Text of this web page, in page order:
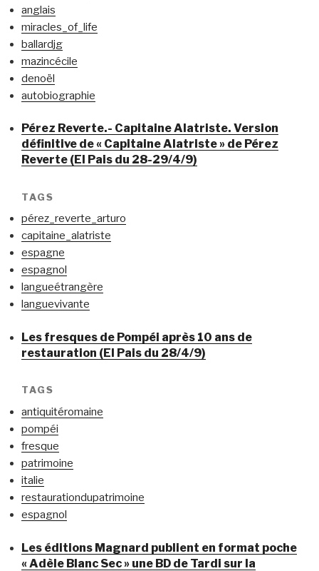
anglais
miracles_of_life
ballardjg
mazincécile
denoël
autobiographie
Pérez Reverte.- Capitaine Alatriste. Version
définitive de « Capitaine Alatriste » de Pérez
Reverte (El Pais du 28-29/4/9)
TAGS
pérez_reverte_arturo
capitaine_alatriste
espagne
espagnol
langueétrangère
languevivante
Les fresques de Pompéi après 10 ans de
restauration (El Pais du 28/4/9)
TAGS
antiquitéromaine
pompéi
fresque
patrimoine
italie
restaurationdupatrimoine
espagnol
Les éditions Magnard publient en format poche
« Adèle Blanc Sec » une BD de Tardi sur la